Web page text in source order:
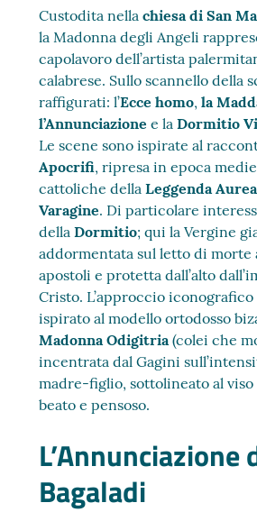
Custodita nellachiesa di San
la Madonna degli Angeli
capolavoro dell’artista
calabrese. Sullo scannello della
raffigurati: l’Ecce homo,la
l’Annunciazione e laDormitio
Le scene sono ispirate al
Apocrifi, ripresa in epoca
cattoliche dellaLeggenda
Varagine. Di particolare
della Dormitio; qui la Vergine
addormentata sul letto di morte
apostoli e protetta dall’alto
Cristo. L’approccio iconografico
ispirato al modello ortodosso
Madonna Odigitria(colei che
incentrata dal Gagini
madre-figlio, sottolineato al viso
beato e pensoso.
L’Annunciazione
Bagaladi